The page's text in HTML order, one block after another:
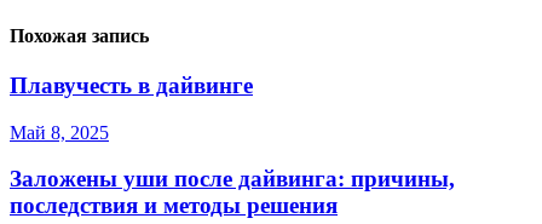
Похожая запись
Плавучесть в дайвинге
Май 8, 2025
Заложены уши после дайвинга: причины,
последствия и методы решения